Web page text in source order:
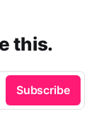
this.
Subscribe